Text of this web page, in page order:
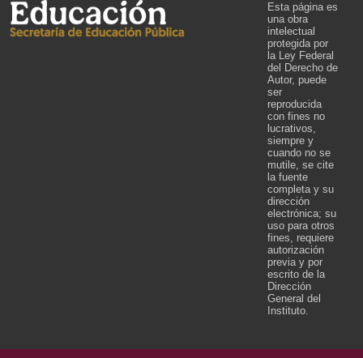
Esta página es
una obra
intelectual
protegida por
la Ley Federal
del Derecho de
Autor, puede
ser
reproducida
con fines no
lucrativos,
siempre y
cuando no se
mutile, se cite
la fuente
completa y su
dirección
electrónica; su
uso para otros
fines, requiere
autorización
previa y por
escrito de la
Dirección
General del
Instituto.